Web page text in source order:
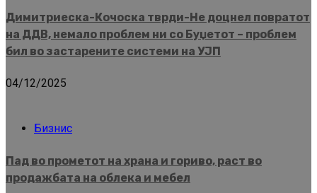
Димитриеска-Кочоска тврди-Не доцнел повратот
на ДДВ, немало проблем ни со Буџетот – проблем
бил во застарените системи на УЈП
04/12/2025
Бизнис
Пад во прометот на храна и гориво, раст во
продажбата на облека и мебел